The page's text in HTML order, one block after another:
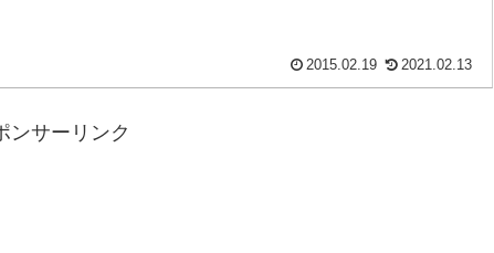
2015.02.19 2021.02.13
ンサーリンク